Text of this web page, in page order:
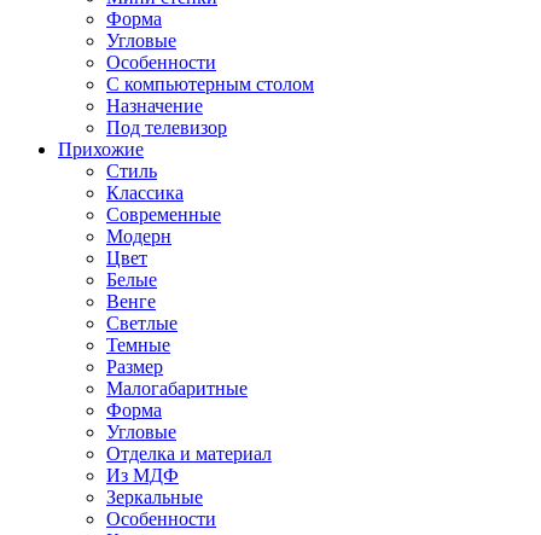
Форма
Угловые
Особенности
С компьютерным столом
Назначение
Под телевизор
Прихожие
Стиль
Классика
Современные
Модерн
Цвет
Белые
Венге
Светлые
Темные
Размер
Малогабаритные
Форма
Угловые
Отделка и материал
Из МДФ
Зеркальные
Особенности